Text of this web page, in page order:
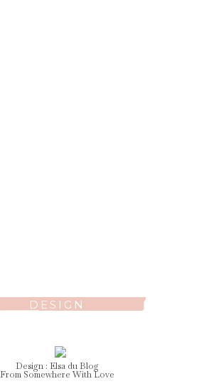
DESIGN
Design : Elsadu Blog
From Somewhere With Love